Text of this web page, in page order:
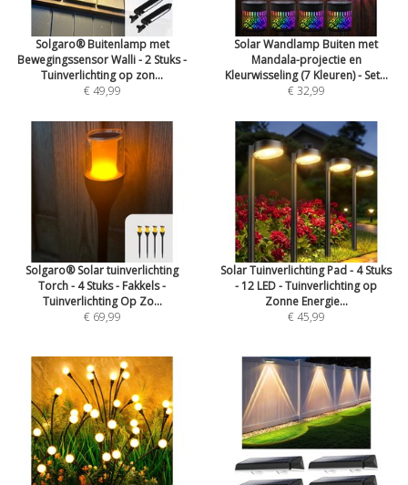
Solgaro® Buitenlamp met
Bewegingssensor Walli - 2 Stuks -
Tuinverlichting op zon...
€ 49,99
Solar Wandlamp Buiten met
Mandala-projectie en
Kleurwisseling (7 Kleuren) - Set...
€ 32,99
Solgaro® Solar tuinverlichting
Torch - 4 Stuks - Fakkels -
Tuinverlichting Op Zo...
€ 69,99
Solar Tuinverlichting Pad - 4 Stuks
- 12 LED - Tuinverlichting op
Zonne Energie...
€ 45,99